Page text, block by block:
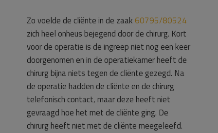
Zo voelde de cliënte in de zaak60795/80524
zich heel onheus bejegend door de chirurg. Kort
voor de operatie is de ingreep niet nog een keer
doorgenomen en in de operatiekamer heeft de
chirurg bijna niets tegen de cliënte gezegd. Na
de operatie hadden de cliënte en de chirurg
telefonisch contact, maar deze heeft niet
gevraagd hoe het met de cliënte ging. De
chirurg heeft niet met de cliënte meegeleefd.